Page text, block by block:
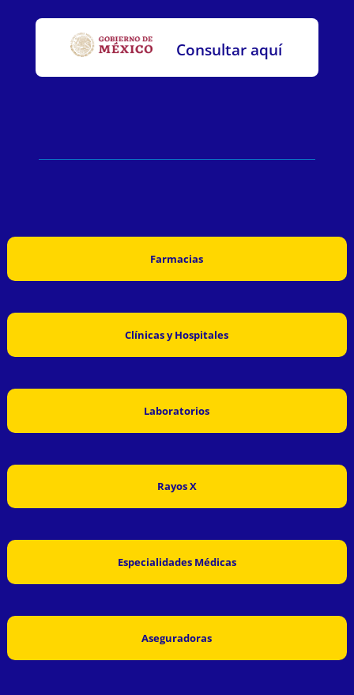
Consultar aquí
Farmacias
Clínicas y Hospitales
Laboratorios
Rayos X
Especialidades Médicas
Aseguradoras